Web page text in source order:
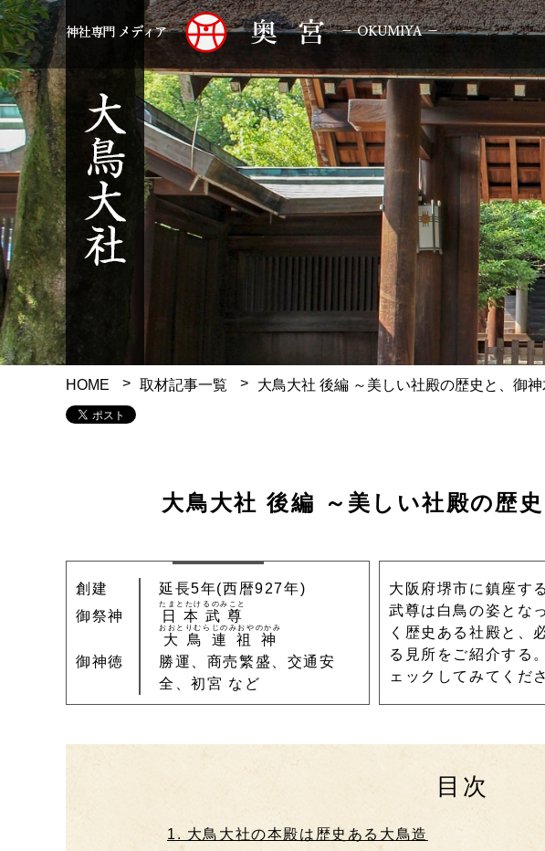
HOME 取材記事一覧 大鳥大社 後編 ～美しい社殿の歴史と、御
大鳥大社 後編 ～美しい社殿の歴
創建
延長5年(西暦927年)
御祭神
日本武尊
たまとたけるのみこと
大鳥連祖神
おおとりむらじのみおやのかみ
御神徳
勝運、商売繁盛、交通安
全、初宮 など
大阪府堺市に鎮座す
武尊は白鳥の姿とな
く歴史ある社殿と、
る見所をご紹介する
ェックしてみてくだ
目次
1. 大鳥大社の本殿は歴史ある大鳥造